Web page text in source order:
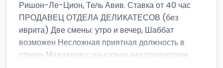
Ришон-Ле-Цион, Тель Авив. Ставка от 40 час
ПРОДАВЕЦ ОТДЕЛА ДЕЛИКАТЕСОВ (без
иврита) Две смены: утро и вечер, Шаббат
возможен Несложная приятная должность в
отделе Маадания с изысканными продуктами.